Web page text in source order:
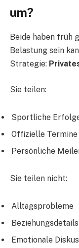
um?
Beide haben früh
Belastung sein
Strategie:
Sie teilen:
Sportliche
Offizielle Termine
Persönliche
Sie teilen nicht:
Alltagsprobleme
Beziehungsdetails
Emotionale